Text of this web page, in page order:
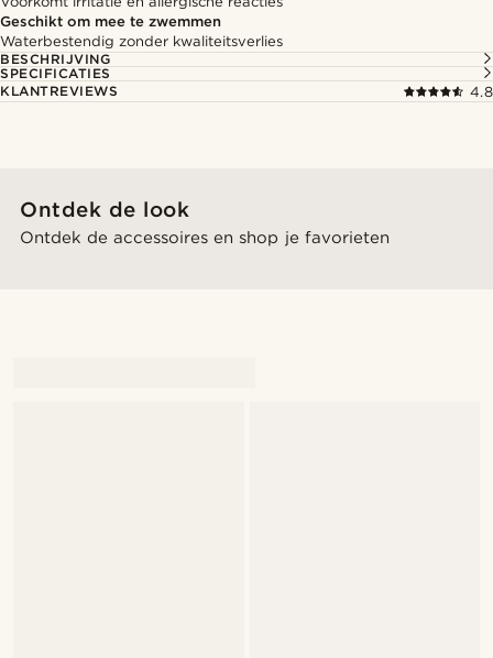
Geschikt om mee te zwemmen
Waterbestendig zonder kwaliteitsverlies
BESCHRIJVING
SPECIFICATIES
KLANTREVIEWS
4.8
Ontdek de look
Ontdek de accessoires en shop je favorieten